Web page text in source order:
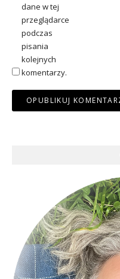
dane w tej
przeglądarce
podczas
pisania
kolejnych
komentarzy.